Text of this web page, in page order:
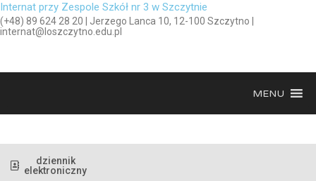
Internat przy Zespole Szkół nr 3 w Szczytnie
(+48) 89 624 28 20 | Jerzego Lanca 10, 12-100 Szczytno |
internat@loszczytno.edu.pl
MENU
dziennik
elektroniczny